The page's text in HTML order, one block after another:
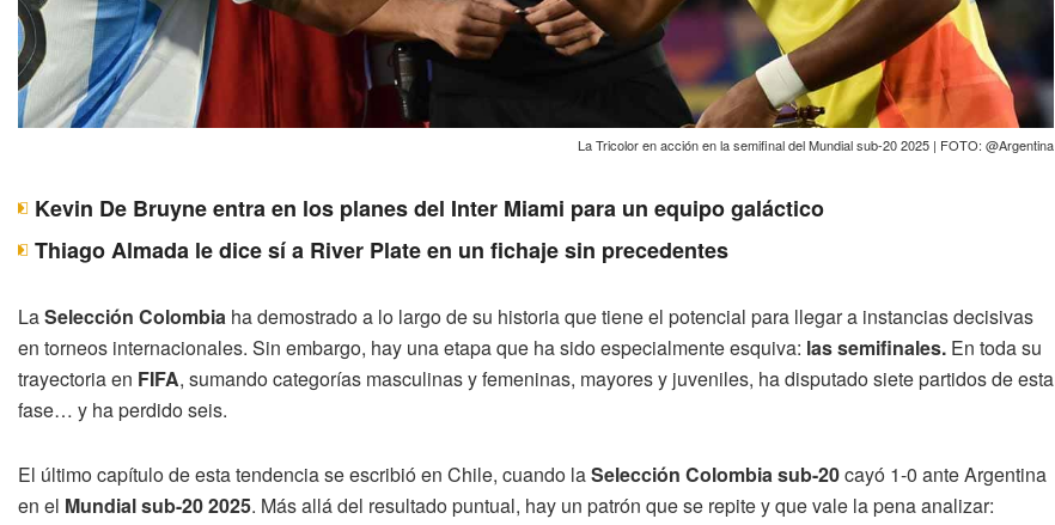
La Tricolor en acción en la semifinal del Mundial sub-20 2025 | FOTO: @Argentina
Kevin De Bruyne entra en los planes del Inter Miami para un equipo galáctico
Thiago Almada le dice sí a River Plate en un fichaje sin precedentes
LaSelección Colombia ha demostrado a lo largo de su historia que tiene el potencial para llegar a instancias decisivas
en torneos internacionales. Sin embargo, hay una etapa que ha sido especialmente esquiva: las semifinales. En toda su
trayectoria en FIFA, sumando categorías masculinas y femeninas, mayores y juveniles, ha disputado siete partidos de esta
fase… y ha perdido seis.
El último capítulo de esta tendencia se escribió en Chile, cuando laSelección Colombia sub-20cayó 1-0 ante Argentina
en el Mundial sub-20 2025. Más allá del resultado puntual, hay un patrón que se repite y que vale la pena analizar: